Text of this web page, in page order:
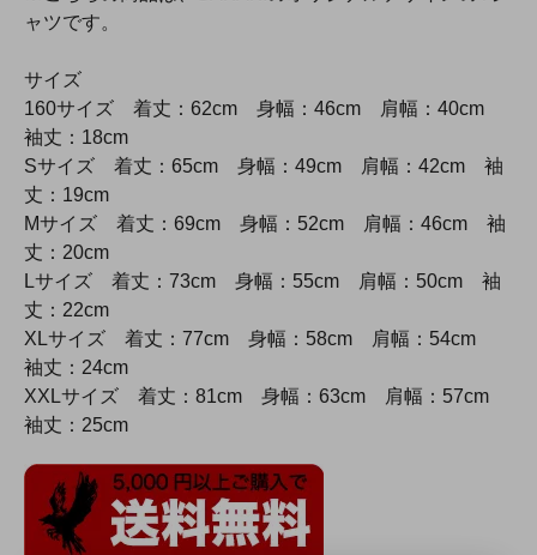
ャツです。
サイズ
160サイズ 着丈：62cm 身幅：46cm 肩幅：40cm
袖丈：18cm
Sサイズ 着丈：65cm 身幅：49cm 肩幅：42cm 袖
丈：19cm
Mサイズ 着丈：69cm 身幅：52cm 肩幅：46cm 袖
丈：20cm
Lサイズ 着丈：73cm 身幅：55cm 肩幅：50cm 袖
丈：22cm
XLサイズ 着丈：77cm 身幅：58cm 肩幅：54cm
袖丈：24cm
XXLサイズ 着丈：81cm 身幅：63cm 肩幅：57cm
袖丈：25cm